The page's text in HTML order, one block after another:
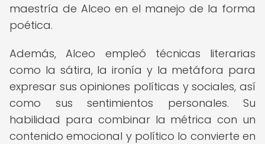
maestría de Alceo en el manejo de la forma
poética.
Además, Alceo empleó técnicas literarias
como la sátira, la ironía y la metáfora para
expresar sus opiniones políticas y sociales, así
como sus sentimientos personales. Su
habilidad para combinar la métrica con un
contenido emocional y político lo convierte en